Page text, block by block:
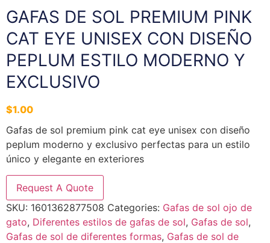
GAFAS DE SOL PREMIUM PINK
CAT EYE UNISEX CON DISEÑO
PEPLUM ESTILO MODERNO Y
EXCLUSIVO
$1.00
Gafas de sol premium pink cat eye unisex con diseño
peplum moderno y exclusivo perfectas para un estilo
único y elegante en exteriores
Request A Quote
SKU: 1601362877508 Categories: Gafas de sol ojo de
gato, Diferentes estilos de gafas de sol, Gafas de sol,
Gafas de sol de diferentes formas, Gafas de sol de